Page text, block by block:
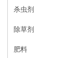
杀虫剂
除草剂
肥料